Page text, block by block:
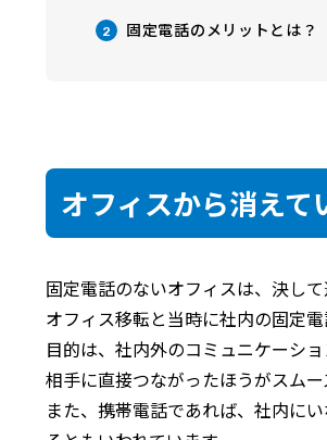
2 固定電話のメリットとは？
オフィスから消えて
固定電話のないオフィスは、決し
オフィス移転と当時に社内の固定
目的は、社内外のコミュニケーシ
相手に直接つながったほうがスム
また、携帯電話であれば、社内に